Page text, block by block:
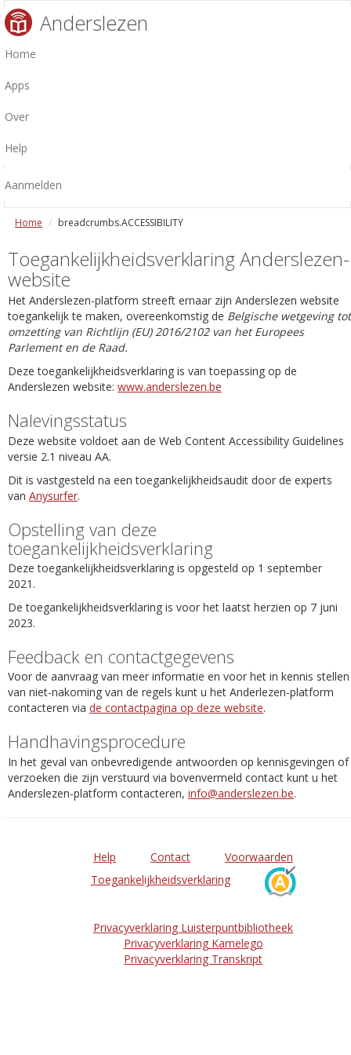
Anderslezen
Home
Apps
Over
Help
Aanmelden
Home breadcrumbs.ACCESSIBILITY
Toegankelijkheidsverklaring Anderslezen-
website
Het Anderslezen-platform streeft ernaar zijn Anderslezen website
toegankelijk te maken, overeenkomstig de Belgische wetgeving tot
omzetting van Richtlijn (EU) 2016/2102 van het Europees
Parlement en de Raad.
Deze toegankelijkheidsverklaring is van toepassing op de
Anderslezen website: www.anderslezen.be
Nalevingsstatus
Deze website voldoet aan de Web Content Accessibility Guidelines
versie 2.1 niveau AA.
Dit is vastgesteld na een toegankelijkheidsaudit door de experts
van Anysurfer.
Opstelling van deze
toegankelijkheidsverklaring
Deze toegankelijkheidsverklaring is opgesteld op 1 september
2021.
De toegankelijkheidsverklaring is voor het laatst herzien op 7 juni
2023.
Feedback en contactgegevens
Voor de aanvraag van meer informatie en voor het in kennis stellen
van niet-nakoming van de regels kunt u het Anderlezen-platform
contacteren via de contactpagina op deze website.
Handhavingsprocedure
In het geval van onbevredigende antwoorden op kennisgevingen of
verzoeken die zijn verstuurd via bovenvermeld contact kunt u het
Anderslezen-platform contacteren, info@anderslezen.be.
Help Contact
Voorwaarden
Toegankelijkheidsverklaring
Privacyverklaring Luisterpuntbibliotheek
Privacyverklaring Kamelego
Privacyverklaring Transkript